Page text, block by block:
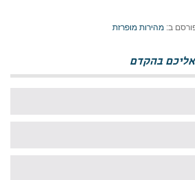
ב:מהירות מופרזת
אליכם בהקדם